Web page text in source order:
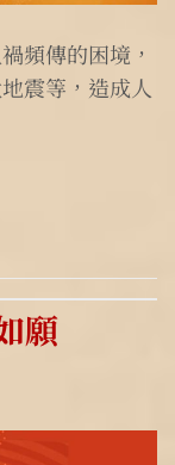
頻傳的困境，
震等，造成人
願